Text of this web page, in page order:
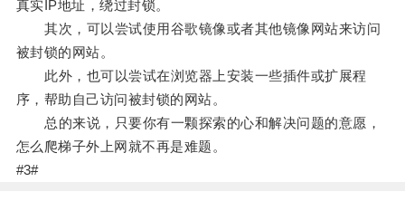
真实IP地址，绕过封锁。
其次，可以尝试使用谷歌镜像或者其他镜像网站来访问
被封锁的网站。
此外，也可以尝试在浏览器上安装一些插件或扩展程
序，帮助自己访问被封锁的网站。
总的来说，只要你有一颗探索的心和解决问题的意愿，
怎么爬梯子外上网就不再是难题。
#3#